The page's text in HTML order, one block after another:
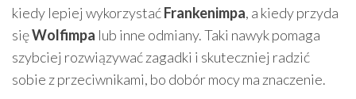
kiedy lepiej wykorzystaćFrankenimpa, a kiedy przyda
sięWolfimpa lub inne odmiany. Taki nawyk pomaga
szybciej rozwiązywać zagadki i skuteczniej radzić
sobie z przeciwnikami, bo dobór mocy ma znaczenie.